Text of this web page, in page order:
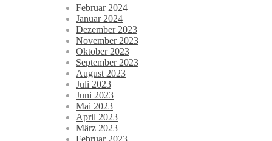
Februar 2024
Januar 2024
Dezember 2023
November 2023
Oktober 2023
September 2023
August 2023
Juli 2023
Juni 2023
Mai 2023
April 2023
März 2023